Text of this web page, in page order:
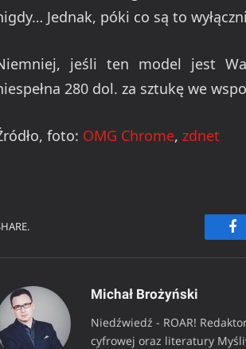
Jednak, póki co są to
jeśli ten model jest
280 dol. za sztukę we
foto: OMG Chrome, zdnet
Michał Brożyński
Niedźwiedź - ROAR!
cyfrowej oraz literatury